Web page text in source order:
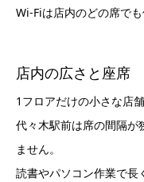
Wi-Fiは店内のどの席でも
店内の広さと座席
1フロアだけの小さな店
代々木駅前は席の間隔が
ません。
読書やパソコン作業で長